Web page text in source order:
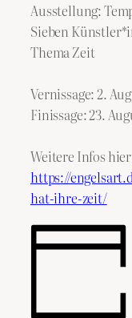
Ausstellung:
Sieben
Thema Zeit
Vernissage: 2.
Finissage: 23.
Weitere Infos
https://
hat-ihre-zeit/